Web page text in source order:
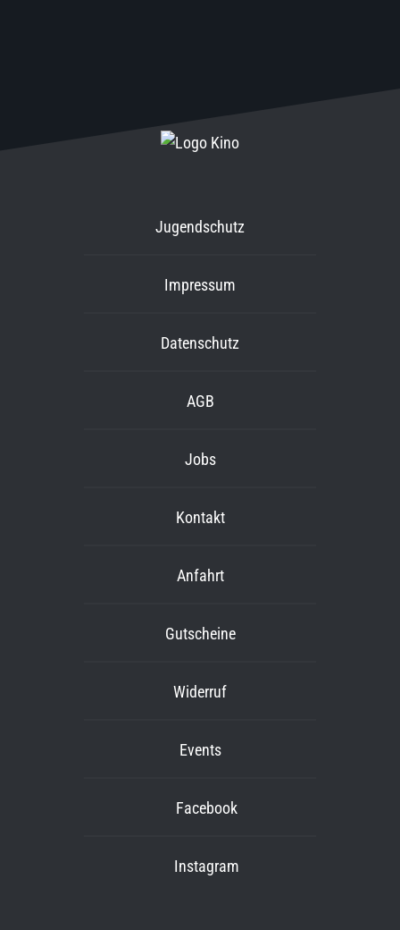
Jugendschutz
Impressum
Datenschutz
AGB
Jobs
Kontakt
Anfahrt
Gutscheine
Widerruf
Events
Facebook
Instagram